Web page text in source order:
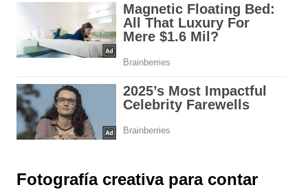
Fotografía creativa para contar